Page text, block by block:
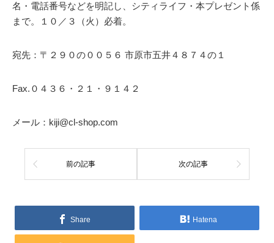
名・電話番号などを明記し、シティライフ・本プレゼント係
まで。１０／３（火）必着。
宛先：〒２９０の００５６ 市原市五井４８７４の１
Fax.０４３６・２１・９１４２
メール：kiji@cl-shop.com
前の記事 次の記事
Share Hatena